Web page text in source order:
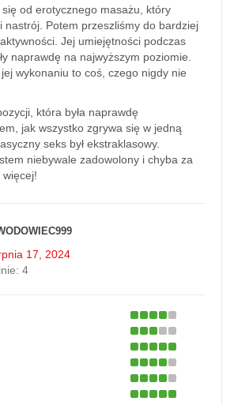
się od erotycznego masażu, który
nastrój. Potem przeszliśmy do bardziej
Jej umiejętności podczas
naprawdę na najwyższym poziomie.
jej wykonaniu to coś, czego nigdy nie
która była naprawdę
jak wszystko zgrywa się w jedną
seks był ekstraklasowy.
niebywale zadowolony i chyba za
więcej!
17, 2024
4